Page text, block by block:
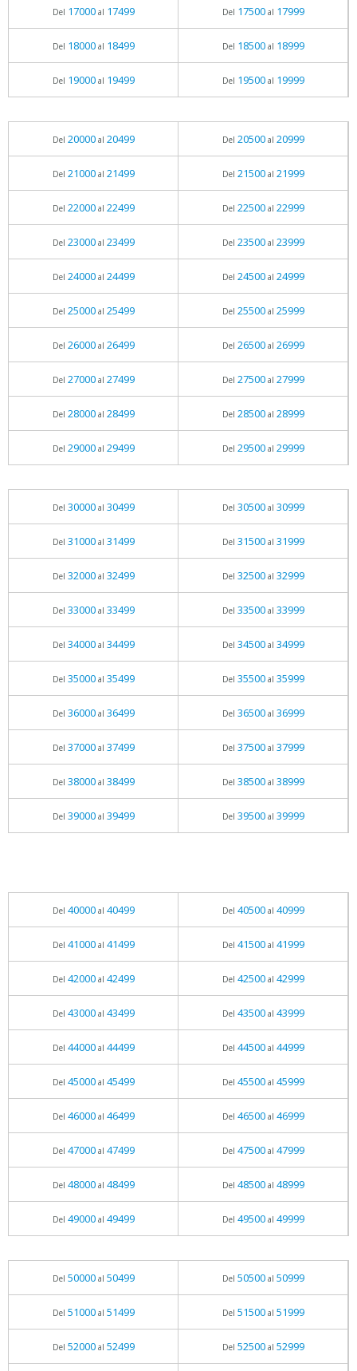
Del 17000al 17499 Del 17500al 17999
Del 18000al 18499 Del 18500al 18999
Del 19000al 19499 Del 19500al 19999
Del 20000al 20499 Del 20500al 20999
Del 21000al 21499 Del 21500al 21999
Del 22000al 22499 Del 22500al 22999
Del 23000al 23499 Del 23500al 23999
Del 24000al 24499 Del 24500al 24999
Del 25000al 25499 Del 25500al 25999
Del 26000al 26499 Del 26500al 26999
Del 27000al 27499 Del 27500al 27999
Del 28000al 28499 Del 28500al 28999
Del 29000al 29499 Del 29500al 29999
Del 30000al 30499 Del 30500al 30999
Del 31000al 31499 Del 31500al 31999
Del 32000al 32499 Del 32500al 32999
Del 33000al 33499 Del 33500al 33999
Del 34000al 34499 Del 34500al 34999
Del 35000al 35499 Del 35500al 35999
Del 36000al 36499 Del 36500al 36999
Del 37000al 37499 Del 37500al 37999
Del 38000al 38499 Del 38500al 38999
Del 39000al 39499 Del 39500al 39999
Del 40000al 40499 Del 40500al 40999
Del 41000al 41499 Del 41500al 41999
Del 42000al 42499 Del 42500al 42999
Del 43000al 43499 Del 43500al 43999
Del 44000al 44499 Del 44500al 44999
Del 45000al 45499 Del 45500al 45999
Del 46000al 46499 Del 46500al 46999
Del 47000al 47499 Del 47500al 47999
Del 48000al 48499 Del 48500al 48999
Del 49000al 49499 Del 49500al 49999
Del 50000al 50499 Del 50500al 50999
Del 51000al 51499 Del 51500al 51999
Del 52000al 52499 Del 52500al 52999